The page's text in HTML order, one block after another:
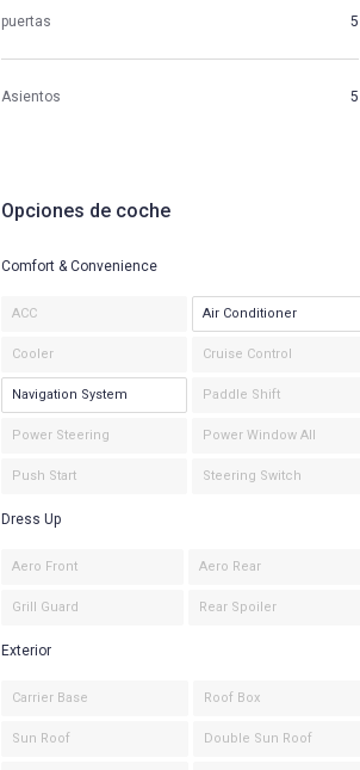
puertas 5
Asientos 5
Opciones de coche
Comfort & Convenience
ACC Air Conditioner
Cooler Cruise Control
Navigation System Paddle Shift
Power Steering Power Window All
Push Start Steering Switch
Dress Up
Aero Front Aero Rear
Grill Guard Rear Spoiler
Exterior
Carrier Base Roof Box
Sun Roof Double Sun Roof